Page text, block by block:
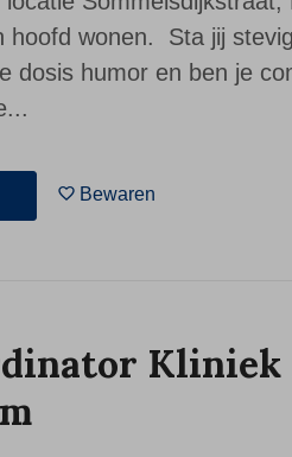
hoofd wonen. Sta jij
dosis humor en ben je
Bewaren